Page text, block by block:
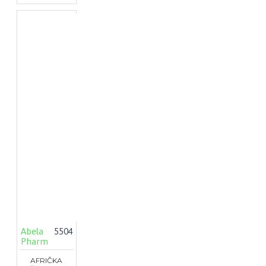
Abela
Pharm
5504
AFRIČKA